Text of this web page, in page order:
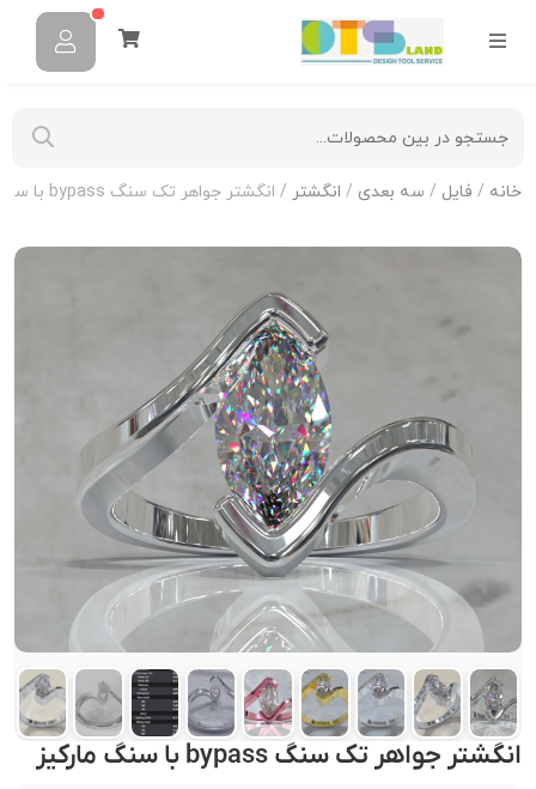
خانه / فایل / سه بعدی / انگشتر / انگشتر جواهر تک سنگ bypass با سنگ مارکیز
انگشتر جواهر تک سنگ bypass با سنگ مارکیز